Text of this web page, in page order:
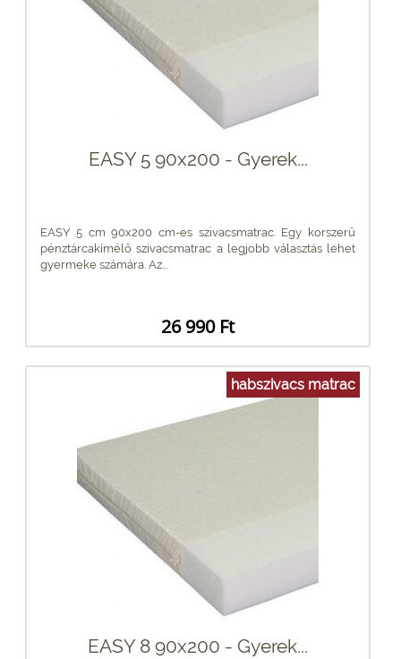
EASY 5 90x200 - Gyerek...
EASY 5 cm 90x200 cm-es szivacsmatrac. Egy korszerű
pénztárcakímélő szivacsmatrac a legjobb választás lehet
gyermeke számára. Az...
26 990 Ft
habszivacs matrac
EASY 8 90x200 - Gyerek...